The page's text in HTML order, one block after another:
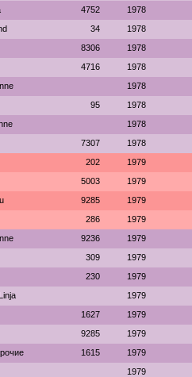
4752 1978
34 1978
8306 1978
4716 1978
1978
95 1978
1978
7307 1978
202 1979
5003 1979
9285 1979
286 1979
9236 1979
309 1979
230 1979
1979
1627 1979
9285 1979
1615 1979
1979